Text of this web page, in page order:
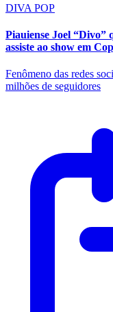
DIVA POP
Piauiense Joel “Divo”
assiste ao show em
Fenômeno das redes
milhões de seguidores